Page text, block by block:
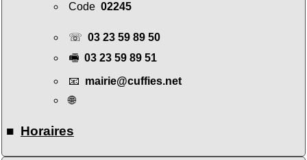
Code 02245
☏ 03 23 59 89 50
🖷 03 23 59 89 51
📧 mairie@cuffies.net
🌐
■ Horaires